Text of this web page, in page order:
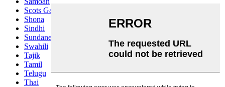
Scots Gaelic
Shona
Sindhi
Sundanese
Swahili
Tajik
Tamil
Telugu
Thai